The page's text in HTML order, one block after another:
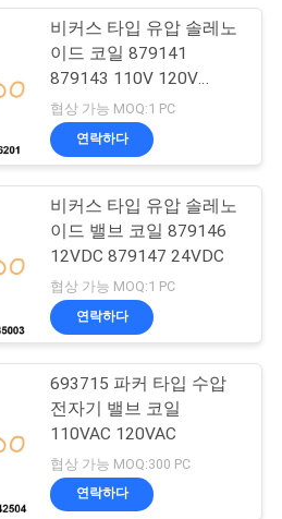
드 밸브 전
기 벨브
1184
노이드 벨
비커스 타입 유압 솔레노
이드 코일 879141
879143 110V 120V
220V 240V
협상 가능 MOQ:1 PC
연락하다
비커스 타입 유압 솔레노
이드 밸브 코일 879146
12VDC 879147 24VDC
협상 가능 MOQ:1 PC
연락하다
693715 파커 타입 수압
전자기 밸브 코일
110VAC 120VAC
협상 가능 MOQ:300 PC
연락하다